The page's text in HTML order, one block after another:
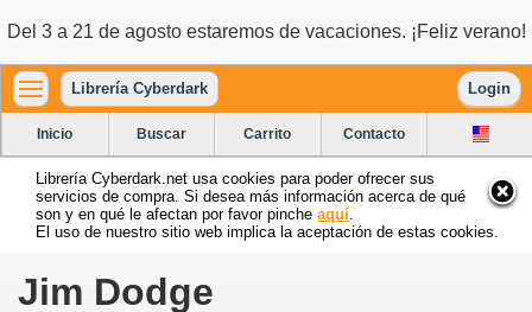
Del 3 a 21 de agosto estaremos de vacaciones. ¡Feliz verano!
Librería Cyberdark Login
Inicio Buscar Carrito Contacto
Librería Cyberdark.net usa cookies para poder ofrecer sus
servicios de compra. Si desea más información acerca de qué
son y en qué le afectan por favor pinche aquí
El uso de nuestro sitio web implica la aceptación de estas cookies.
Jim Dodge